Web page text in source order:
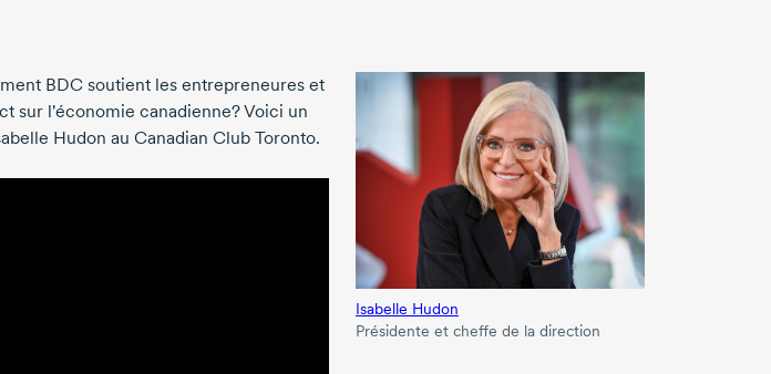
Isabelle Hudon
Présidente et cheffe de la direction
BDC soutient les entrepreneures et
sur l'économie canadienne? Voici un
Hudon au Canadian Club Toronto.